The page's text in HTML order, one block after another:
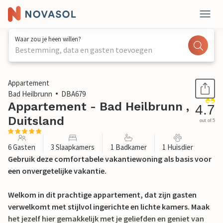
Waar zou je heen willen?
Bestemming, data en gasten toevoegen
1 / 11
Appartement
Bad Heilbrunn
DBA679
Appartement - Bad Heilbrunn ,
Duitsland
4.7
out of 5
6 Gasten 3 Slaapkamers 1 Badkamer 1 Huisdier
Gebruik deze comfortabele vakantiewoning als basis voor
een onvergetelijke vakantie.
Welkom in dit prachtige appartement, dat zijn gasten
verwelkomt met stijlvol ingerichte en lichte kamers. Maak
het jezelf hier gemakkelijk met je geliefden en geniet van